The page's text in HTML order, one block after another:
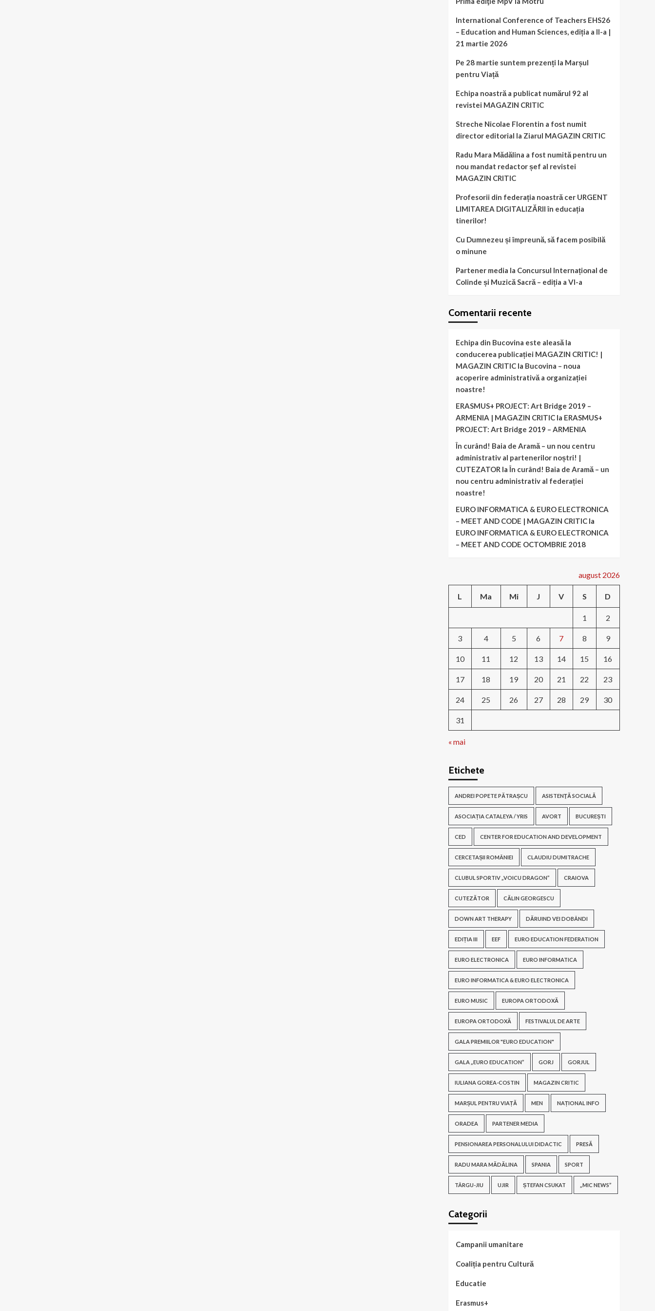
International Conference of Teachers EHS26
– Education and Human Sciences, ediția a II-a |
21 martie 2026
Pe 28 martie suntem prezenți la Marșul
pentru Viață
Echipa noastră a publicat numărul 92 al
revistei MAGAZIN CRITIC
Streche Nicolae Florentin a fost numit
director editorial la Ziarul MAGAZIN CRITIC
Radu Mara Mădălina a fost numită pentru un
nou mandat redactor șef al revistei
MAGAZIN CRITIC
Profesorii din federația noastră cer URGENT
LIMITAREA DIGITALIZĂRII în educația
tinerilor!
Cu Dumnezeu și împreună, să facem posibilă
o minune
Partener media la Concursul Internațional de
Colinde și Muzică Sacră – ediția a VI-a
Comentarii recente
Echipa din Bucovina este aleasă la
conducerea publicației MAGAZIN CRITIC! |
MAGAZIN CRITICla Bucovina – noua
acoperire administrativă a organizației
noastre!
ERASMUS+ PROJECT: Art Bridge 2019 –
ARMENIA | MAGAZIN CRITICla ERASMUS+
PROJECT: Art Bridge 2019 – ARMENIA
În curând! Baia de Aramă – un nou centru
administrativ al partenerilor noștri! |
CUTEZATOR laÎn curând! Baia de Aramă – un
nou centru administrativ al federației
noastre!
EURO INFORMATICA & EURO ELECTRONICA
– MEET AND CODE | MAGAZIN CRITICla
EURO INFORMATICA & EURO ELECTRONICA
– MEET AND CODE OCTOMBRIE 2018
august 2026
L Ma Mi J V S D
1 2
3 4 5 6 7 8 9
10 11 12 13 14 15 16
17 18 19 20 21 22 23
24 25 26 27 28 29 30
31
« mai
Etichete
ANDREI POPETE PĂTRAȘCU ASISTENŢĂ SOCIALĂ
ASOCIAȚIA CATALEYA / YRIS AVORT BUCUREȘTI
CED CENTER FOR EDUCATION AND DEVELOPMENT
CERCETAȘII ROMÂNIEI CLAUDIU DUMITRACHE
CLUBUL SPORTIV „VOICU DRAGON” CRAIOVA
CUTEZĂTOR CĂLIN GEORGESCU
DOWN ART THERAPY DĂRUIND VEI DOBÂNDI
EDIȚIA III EEF EURO EDUCATION FEDERATION
EURO ELECTRONICA EURO INFORMATICA
EURO INFORMATICA & EURO ELECTRONICA
EURO MUSIC EUROPA ORTODOXĂ
EUROPA ORTODOXĂ FESTIVALUL DE ARTE
GALA PREMIILOR "EURO EDUCATION"
GALA „EURO EDUCATION” GORJ GORJUL
IULIANA GOREA-COSTIN MAGAZIN CRITIC
MARȘUL PENTRU VIAȚĂ MEN NAȚIONAL INFO
ORADEA PARTENER MEDIA
PENSIONAREA PERSONALULUI DIDACTIC PRESĂ
RADU MARA MĂDĂLINA SPANIA SPORT
TÂRGU-JIU UJIR ȘTEFAN CSUKAT „MIC NEWS”
Categorii
Campanii umanitare
Coaliția pentru Cultură
Educatie
Erasmus+